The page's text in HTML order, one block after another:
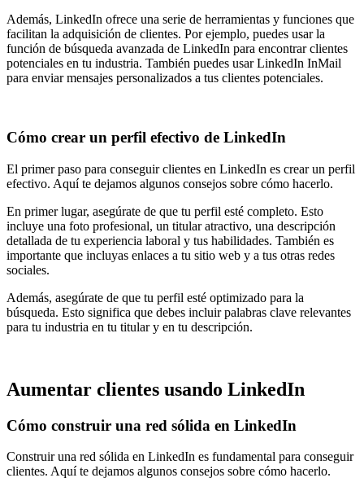
Además, LinkedIn ofrece una serie de herramientas y funciones que
facilitan la adquisición de clientes. Por ejemplo, puedes usar la
función de búsqueda avanzada de LinkedIn para encontrar clientes
potenciales en tu industria. También puedes usar LinkedIn InMail
para enviar mensajes personalizados a tus clientes potenciales.
Cómo crear un perfil efectivo de LinkedIn
El primer paso para conseguir clientes en LinkedIn es crear un perfil
efectivo. Aquí te dejamos algunos consejos sobre cómo hacerlo.
En primer lugar, asegúrate de que tu perfil esté completo. Esto
incluye una foto profesional, un titular atractivo, una descripción
detallada de tu experiencia laboral y tus habilidades. También es
importante que incluyas enlaces a tu sitio web y a tus otras redes
sociales.
Además, asegúrate de que tu perfil esté optimizado para la
búsqueda. Esto significa que debes incluir palabras clave relevantes
para tu industria en tu titular y en tu descripción.
Aumentar clientes usando LinkedIn
Cómo construir una red sólida en LinkedIn
Construir una red sólida en LinkedIn es fundamental para conseguir
clientes. Aquí te dejamos algunos consejos sobre cómo hacerlo.